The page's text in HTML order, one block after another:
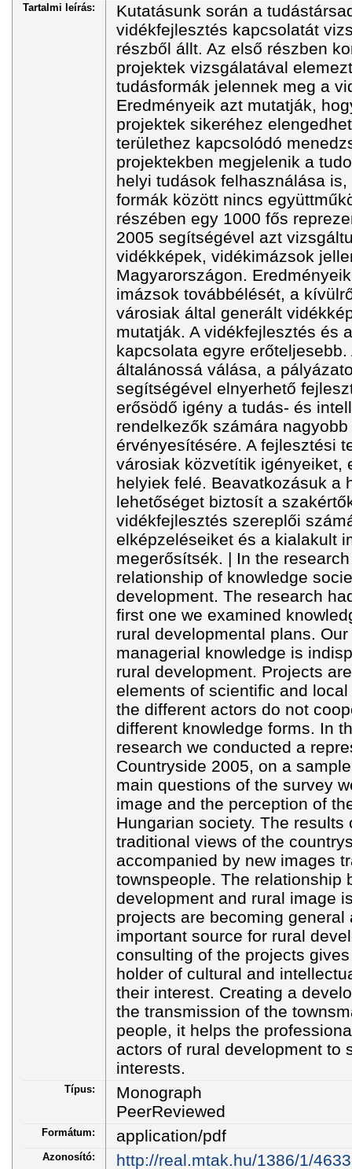
Tartalmi leírás:
Kutatásunk során a
vidékfejlesztés kapcsolatát
részből állt. Az első részben
projektek vizsgálatával
tudásformák jelennek meg a
Eredményeik azt mutatják,
projektek sikeréhez
területhez kapcsolódó
projektekben megjelenik a
helyi tudások felhasználása
formák között nincs
részében egy 1000 fős
2005 segítségével azt
vidékképek, vidékimázsok
Magyarországon.
imázsok továbbélését, a
városiak által generált
mutatják. A vidékfejlesztés és
kapcsolata egyre
általánossá válása, a
segítségével elnyerhető
erősödő igény a tudás- és
rendelkezők számára
érvényesítésére. A fejlesztési
városiak közvetítik igényeiket,
helyiek felé. Beavatkozásuk a
lehetőséget biztosít a
vidékfejlesztés szereplői
elképzeléseiket és a kialakult
megerősítsék. | In the
relationship of knowledge
development. The research
first one we examined
rural developmental plans.
managerial knowledge is
rural development. Projects
elements of scientific and
the different actors do not
different knowledge forms. In
research we conducted a
Countryside 2005, on a
main questions of the survey
image and the perception of
Hungarian society. The
traditional views of the
accompanied by new images
townspeople. The relationship
development and rural image
projects are becoming general
important source for rural
consulting of the projects
holder of cultural and
their interest. Creating a
the transmission of the
people, it helps the
actors of rural development to
interests.
Típus:
Monograph
PeerReviewed
Formátum: application/pdf
Azonosító: http://real.mtak.hu/1386/1/